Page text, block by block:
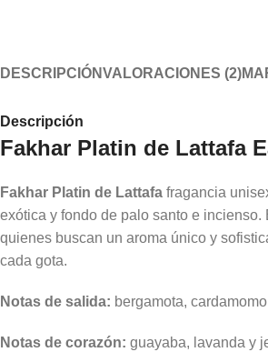
DESCRIPCIÓNVALORACIONES (2)
Descripción
Fakhar Platin de Lattafa
Fakhar Platin de Lattafa fragancia
exótica y fondo de palo santo e
quienes buscan un aroma único y
cada gota.
Notas de salida: bergamota,
Notas de corazón: guayaba, lavanda y